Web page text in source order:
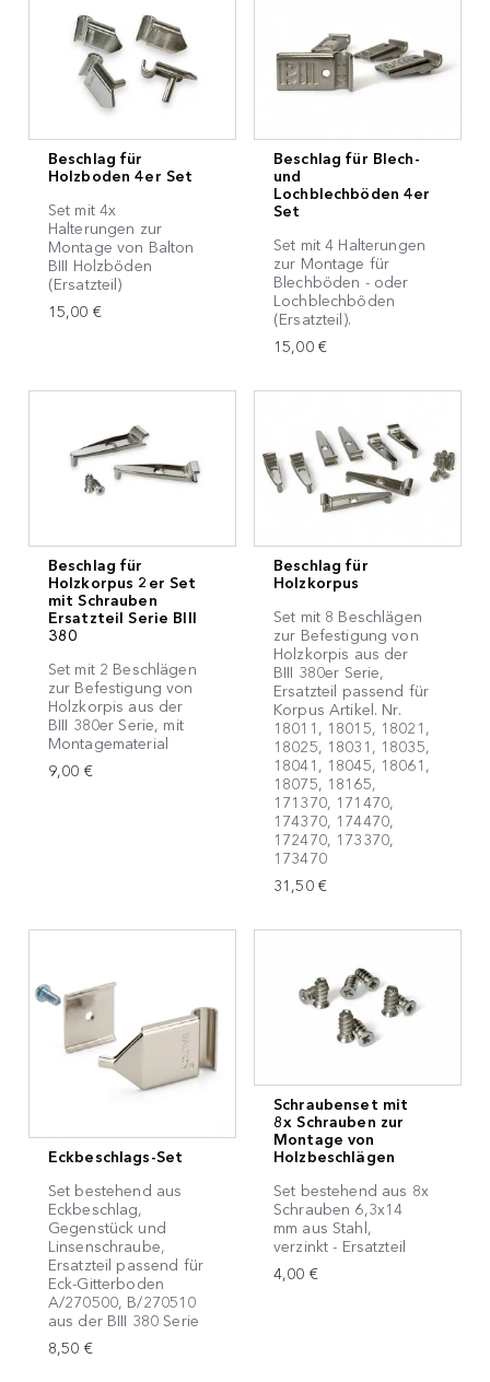
Beschlag für
Holzboden 4er Set
Set mit 4x
Halterungen zur
Montage von Balton
BIII Holzböden
(Ersatzteil)
15,00 €
Beschlag für Blech-
und
Lochblechböden 4er
Set
Set mit 4 Halterungen
zur Montage für
Blechböden - oder
Lochblechböden
(Ersatzteil).
15,00 €
Beschlag für
Holzkorpus 2er Set
mit Schrauben
Ersatzteil Serie BIII
380
Set mit 2 Beschlägen
zur Befestigung von
Holzkorpis aus der
BIII 380er Serie, mit
Montagematerial
9,00 €
Beschlag für
Holzkorpus
Set mit 8 Beschlägen
zur Befestigung von
Holzkorpis aus der
BIII 380er Serie,
Ersatzteil passend für
Korpus Artikel. Nr.
18011, 18015, 18021,
18025, 18031, 18035,
18041, 18045, 18061,
18075, 18165,
171370, 171470,
174370, 174470,
172470, 173370,
173470
31,50 €
Eckbeschlags-Set
Set bestehend aus
Eckbeschlag,
Gegenstück und
Linsenschraube,
Ersatzteil passend für
Eck-Gitterboden
A/270500, B/270510
aus der BIII 380 Serie
8,50 €
Schraubenset mit
8x Schrauben zur
Montage von
Holzbeschlägen
Set bestehend aus 8x
Schrauben 6,3x14
mm aus Stahl,
verzinkt - Ersatzteil
4,00 €